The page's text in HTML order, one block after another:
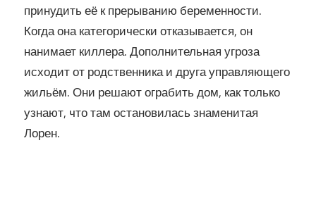
принудить её к прерыванию беременности.
Когда она категорически отказывается, он
нанимает киллера. Дополнительная угроза
исходит от родственника и друга управляющего
жильём. Они решают ограбить дом, как только
узнают, что там остановилась знаменитая
Лорен.